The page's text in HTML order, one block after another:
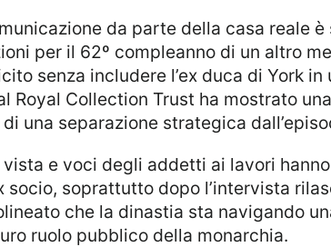
per il 62º compleanno di un altro
senza includere l’ex duca di York
Royal Collection Trust ha mostrato
una separazione strategica
socio, soprattutto dopo l’intervista
che la dinastia sta navigando
ruolo pubblico della monarchia.